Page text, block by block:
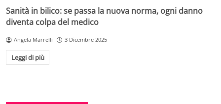
Sanità in bilico: se passa la nuova norma, ogni danno
diventa colpa del medico
Angela Marrelli 3 Dicembre 2025
Leggi di più